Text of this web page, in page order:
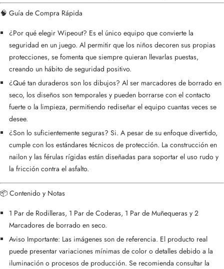
🧠 Guía de Compra Rápida
¿Por qué elegir Wipeout? Es el único equipo que convierte la
seguridad en un juego. Al permitir que los niños decoren sus propias
protecciones, se fomenta que siempre quieran llevarlas puestas,
creando un hábito de seguridad positivo.
¿Qué tan duraderos son los dibujos? Al ser marcadores de borrado en
seco, los diseños son temporales y pueden borrarse con el contacto
fuerte o la limpieza, permitiendo rediseñar el equipo cuantas veces se
desee.
¿Son lo suficientemente seguras? Si. A pesar de su enfoque divertido,
cumple con los estándares técnicos de protección. La construcción en
nailon y las férulas rígidas están diseñadas para soportar el uso rudo y
la fricción contra el asfalto.
📦 Contenido y Notas
1 Par de Rodilleras, 1 Par de Coderas, 1 Par de Muñequeras y 2
Marcadores de borrado en seco.
Aviso Importante: Las imágenes son de referencia. El producto real
puede presentar variaciones mínimas de color o detalles debido a la
iluminación o procesos de producción. Se recomienda consultar la